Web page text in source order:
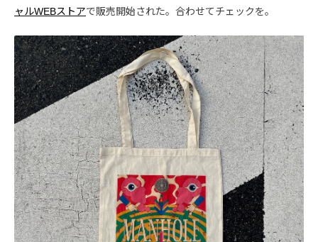
ャルWEBストアで販売開始された。合わせてチェックを。